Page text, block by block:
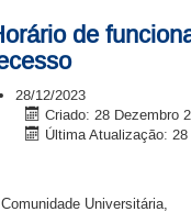
de
28/12/2023
Criado: 28 Dezembro
Última Atualização:
Universitária,